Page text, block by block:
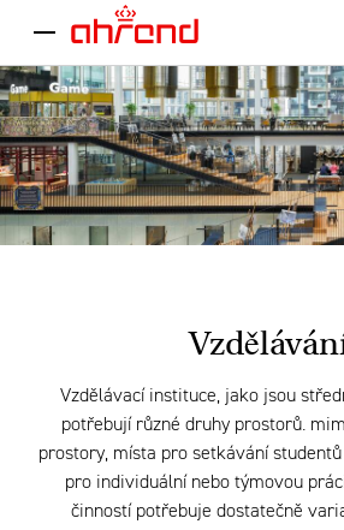
menu
Vzdělávací instituce, jako jsou
potřebují různé druhy prostorů.
prostory, místa pro setkávání
pro individuální nebo týmovou
činností potřebuje dostatečně